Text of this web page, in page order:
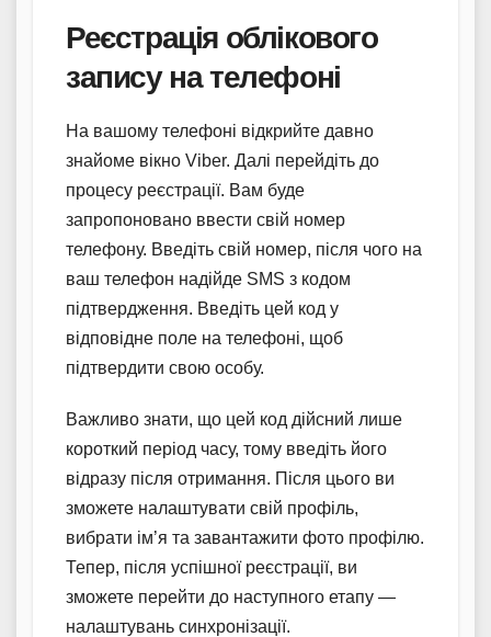
Реєстрація облікового
запису на телефоні
На вашому телефоні відкрийте давно
знайоме вікно Viber. Далі перейдіть до
процесу реєстрації. Вам буде
запропоновано ввести свій номер
телефону. Введіть свій номер, після чого на
ваш телефон надійде SMS з кодом
підтвердження. Введіть цей код у
відповідне поле на телефоні, щоб
підтвердити свою особу.
Важливо знати, що цей код дійсний лише
короткий період часу, тому введіть його
відразу після отримання. Після цього ви
зможете налаштувати свій профіль,
вибрати ім’я та завантажити фото профілю.
Тепер, після успішної реєстрації, ви
зможете перейти до наступного етапу —
налаштувань синхронізації.